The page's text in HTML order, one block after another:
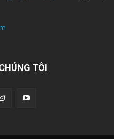
TÔI